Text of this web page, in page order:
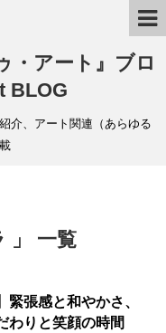
・アート』ブロ
BLOG
介、アート関連（あらゆる
」 一覧
緊張感と和やかさ、
わりと笑顔の時間